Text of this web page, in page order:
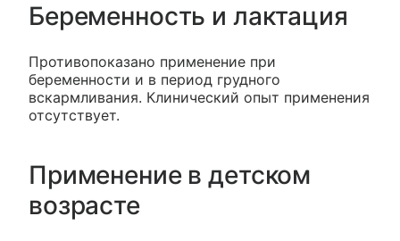
Беременность и лактация
Противопоказано применение при
беременности и в период грудного
вскармливания. Клинический опыт применения
отсутствует.
Применение в детском
возрасте